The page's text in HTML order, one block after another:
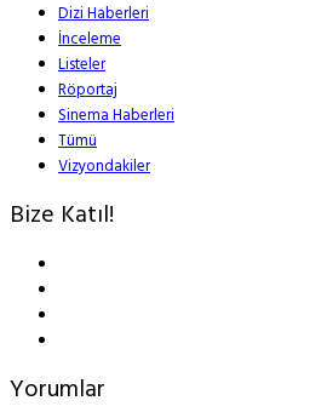
Dizi Haberleri
İnceleme
Listeler
Röportaj
Sinema Haberleri
Tümü
Vizyondakiler
Bize Katıl!
Yorumlar